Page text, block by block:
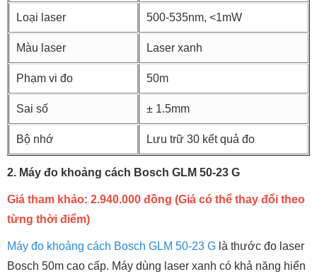
Loại laser 500-535nm, <1mW
Màu laser Laser xanh
Phạm vi đo 50m
Sai số ± 1.5mm
Bộ nhớ Lưu trữ 30 kết quả đo
2. Máy đo khoảng cách Bosch GLM 50-23 G
Giá tham khảo: 2.940.000 đồng (Giá có thể thay đổi theo
từng thời điểm)
Máy đo khoảng cách Bosch GLM 50-23 G là thước đo laser
Bosch 50m cao cấp. Máy dùng laser xanh có khả năng hiển